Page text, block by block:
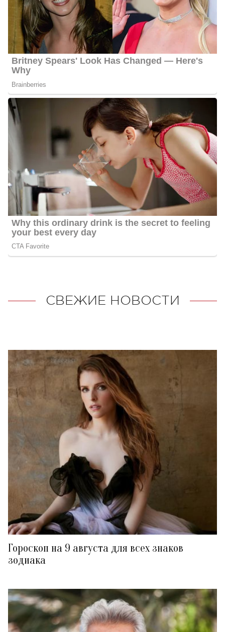
СВЕЖИЕ НОВОСТИ
Гороскоп на 9 августа для всех знаков
зодиака